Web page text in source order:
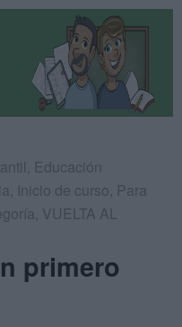
, Educación
, Inicio de curso, Para
, VUELTA AL
primero